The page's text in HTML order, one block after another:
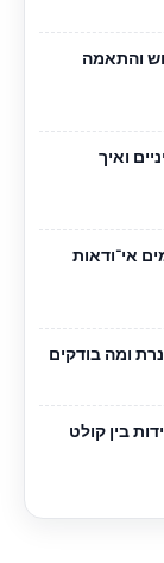
והתאמה
ואיך
אי־ודאות
ומה בודקים
בין קולט